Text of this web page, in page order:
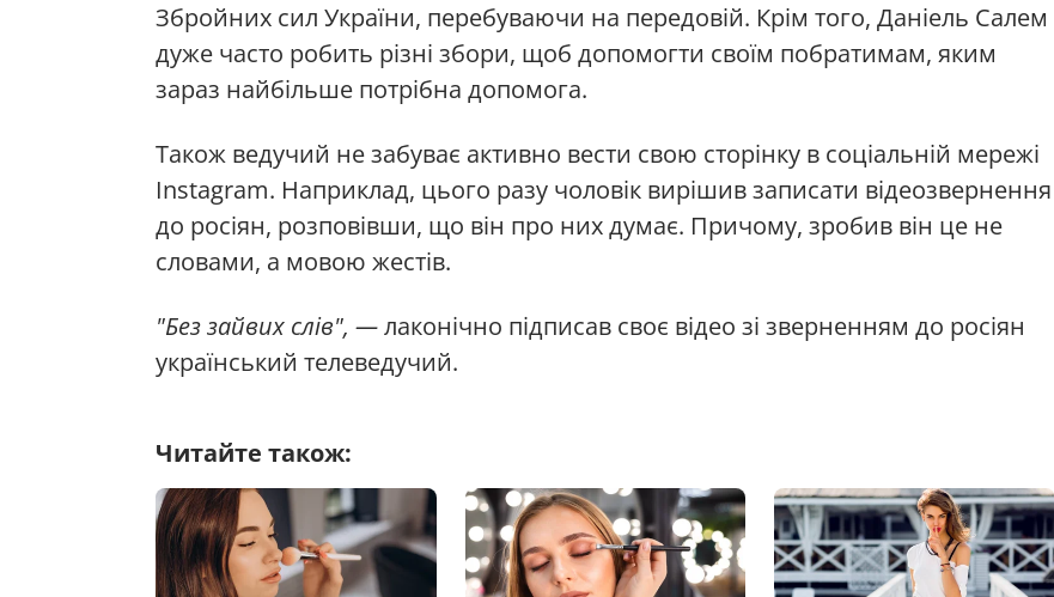
Збройних сил України, перебуваючи на передовій. Крім того, Даніель Салем
дуже часто робить різні збори, щоб допомогти своїм побратимам, яким
зараз найбільше потрібна допомога.
Також ведучий не забуває активно вести свою сторінку в соціальній мережі
Instagram. Наприклад, цього разу чоловік вирішив записати відеозвернення
до росіян, розповівши, що він про них думає. Причому, зробив він це не
словами, а мовою жестів.
"Без зайвих слів", —лаконічно підписав своє відео зі зверненням до росіян
український телеведучий.
Читайте також: